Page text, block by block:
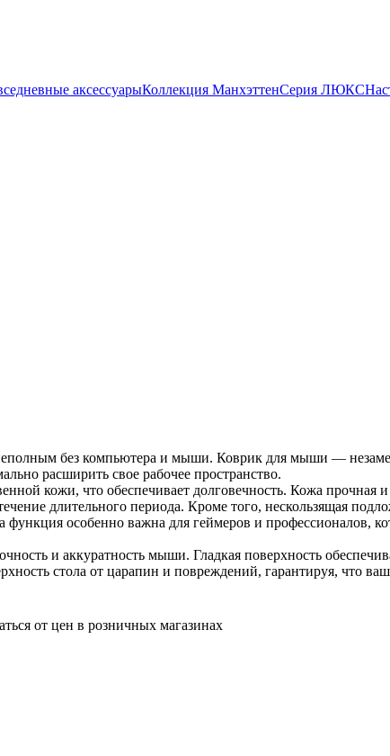
аксессуарыКоллекция МанхэттенСерия ЛЮКС
без компьютера и мыши. Коврик для мыши —
расширить свое рабочее пространство.
кожи, что обеспечивает долговечность. Кожа прочная
длительного периода. Кроме того, нескользящая
особенно важна для геймеров и профессионалов,
и аккуратность мыши. Гладкая поверхность
стола от царапин и повреждений, гарантируя, что
от цен в розничных магазинах